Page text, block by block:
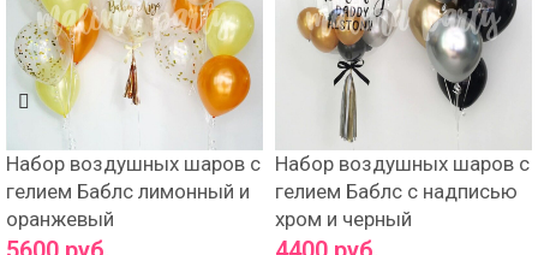
Набор воздушных шаров с
гелием Баблс лимонный и
оранжевый
Набор воздушных шаров с
гелием Баблс с надписью
хром и черный